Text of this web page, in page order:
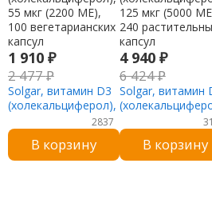
1 910 ₽
2 477₽
Solgar, витамин D3
(холекальциферол),
55 мкг (2200 МЕ),
100 вегетарианских
капсул
2837
В корзину
4 940 ₽
6 424₽
Solgar, витамин
125 мкг (5000
240
капсулВ корзину